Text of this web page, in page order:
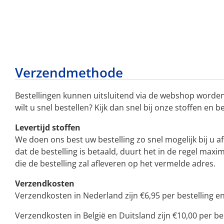
Verzendmethode
Bestellingen kunnen uitsluitend via de webshop
wilt u snel bestellen? Kijk dan snel bij onze stoffen en
Levertijd stoffen
We doen ons best uw bestelling zo snel mogelijk bij u
dat de bestelling is betaald, duurt het in de regel
die de bestelling zal afleveren op het vermelde adres.
Verzendkosten
Verzendkosten in Nederland zijn €6,95 per bestelling
Verzendkosten in België en Duitsland zijn €10,00 per